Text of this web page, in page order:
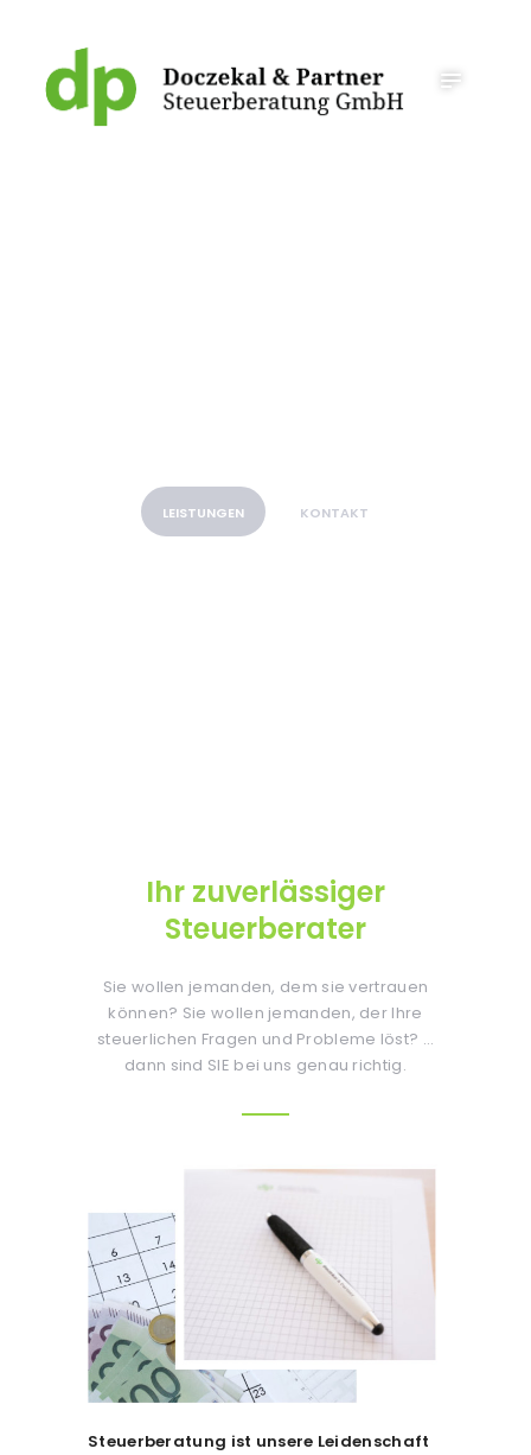
LEISTUNGEN
GESCHÄFTSLEITUNG
LEISTUNGEN KONTAKT
Ihr zuverlässiger
Steuerberater
Sie wollen jemanden, dem sie vertrauen
können? Sie wollen jemanden, der Ihre
steuerlichen Fragen und Probleme löst? …
dann sind SIE bei uns genau richtig.
Steuerberatung ist unsere Leidenschaft